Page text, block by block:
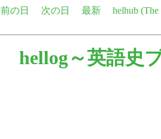
前の日 次の日 最新
helhub
hellog～英語史